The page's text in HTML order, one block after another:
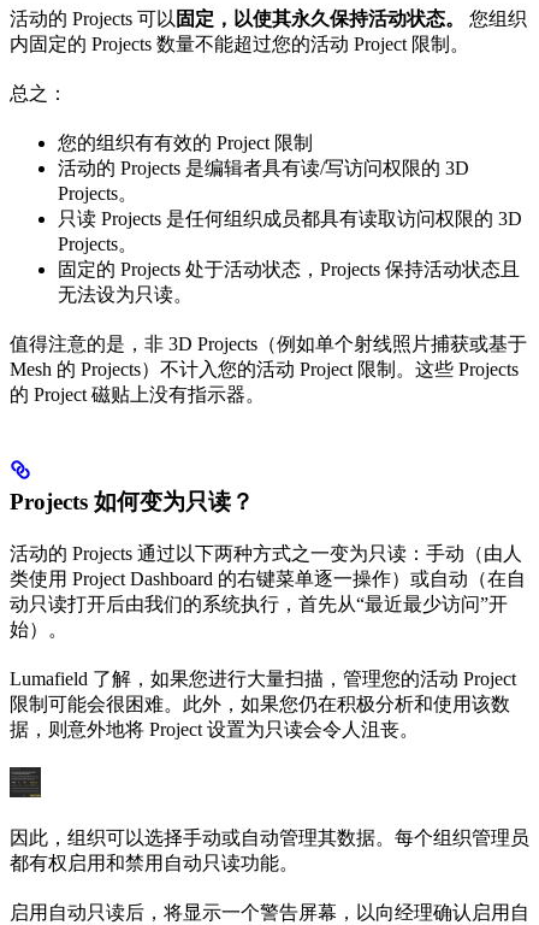
活动的 Projects 可以 固定，以使其永久保持活动状态。
您组织
内固定的 Projects 数量不能超过您的活动 Project 限制。
总之：
您的组织有有效的 Project 限制
活动的 Projects 是编辑者具有读/写访问权限的 3D
Projects。
只读 Projects 是任何组织成员都具有读取访问权限的 3D
Projects。
固定的 Projects 处于活动状态，Projects 保持活动状态且
无法设为只读。
值得注意的是，非 3D Projects（例如单个射线照片捕获或基于
Mesh 的 Projects）不计入您的活动 Project 限制。这些 Projects
的 Project 磁贴上没有指示器。
Projects 如何变为只读？
活动的 Projects 通过以下两种方式之一变为只读：手动（由人
类使用 Project Dashboard 的右键菜单逐一操作）或自动（在自
动只读打开后由我们的系统执行，首先从“最近最少访问”开
始）。
Lumafield 了解，如果您进行大量扫描，管理您的活动 Project
限制可能会很困难。此外，如果您仍在积极分析和使用该数
据，则意外地将 Project 设置为只读会令人沮丧。
因此，组织可以选择手动或自动管理其数据。每个组织管理员
都有权启用和禁用自动只读功能。
启用自动只读后，将显示一个警告屏幕，以向经理确认启用自